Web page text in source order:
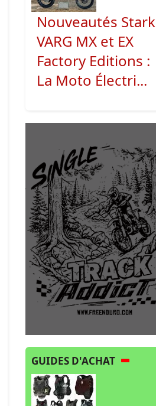
Nouveautés Stark
VARG MX et EX
Factory Editions :
La Moto Électri...
GUIDES D'ACHAT